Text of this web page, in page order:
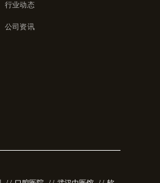
行业动态
公司资讯